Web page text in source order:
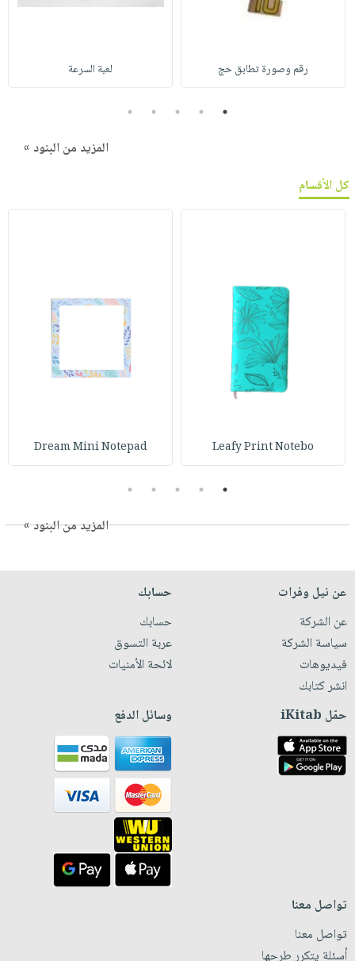
رقم وصورة تطابق حج لعبة السرعة
1
2
3
4
5
المزيد من البنود »
كل الأقسام
Leafy Print Notebo
Dream Mini Notepad
1
2
3
4
5
المزيد من البنود »
عن نيل وفرات
عن الشركة
سياسة الشركة
فيديوهات
انشر كتابك
حسابك
حسابك
عربة التسوق
لائحة الأمنيات
حمّل iKitab وسائل الدفع
تواصل معنا
تواصل معنا
أسئلة يتكرر طرحها